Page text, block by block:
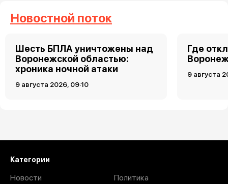
Новостной поток
Шесть БПЛА уничтожены над
Воронежской областью:
хроника ночной атаки
9 августа 2026, 09:10
Где
9 августа
Категории
Новости
Политика